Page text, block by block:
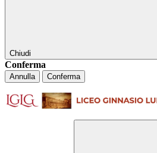
Chiudi
Conferma
Annulla Conferma